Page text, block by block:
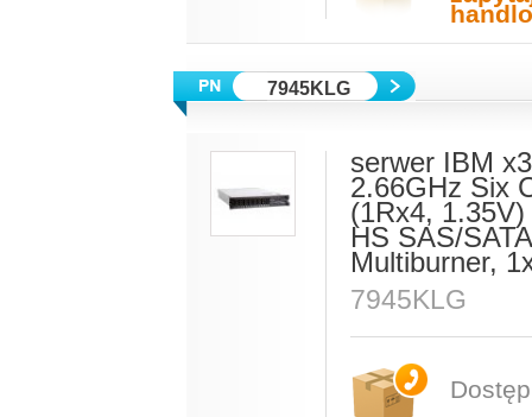
7945KLG
serwer IBM
2.66GHz Six
(1Rx4,
HS SAS/
Multiburner,
7945KLG